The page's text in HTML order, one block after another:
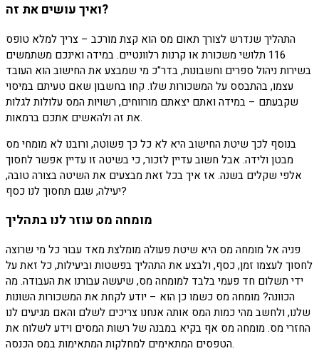
ואיך עושים את זה?
התהליך שנדרש לצורך תאום מס הוא קצת מורכב – צריך למלא טופס
116 תלושי משכורת או קרנות רלוונטיים. במידה ואינכם משתמשים
בשירות ניהול ספרים וחשבונות, בדר"כ מי שמבצע את החישוב הוא העובד
עצמו, בהתבסס על המשכורות שלו. קחו בחשבון שאם טעיתם במיסוי
שקבעתם – במידה ואתם יצאתם מורווחים, רשויות המס עלולות לגלות
את זה ולהאשים אתכם ברמאות.
בנוסף לכך שיטת החישוב היא לא כל כך פשוטה, ורובנו לא מומחי מס
מבטן ולידה. אבל חשוב עדיין לזכור, כי בשיטה זו עדיין אפשר לחסוך
אלפי שקלים בשנה. אז איך בכל זאת מבצעים את השיטה בצורה טובה,
יעילה, שגם תחסוך לנו כסף?
מומחה מס עוזר לנו בתהליך
פניה אל מומחה מס היא שיטת פעולה מומלצת מאד עבור כל מי שרוצה
לחסוך לעצמו זמן, כסף, ולבצע את התהליך בפשטות וביעילות, כל זאת על
ידי תשלום חד פעמי בלבד למומחה מס, שיעשה עבורנו את העבודה. מה
הכוונה? מומחה מס כשמו כן הוא – יודע לקחת את המשכורות השונות
שלנו, ולחשב מהי כמות המס אותה אנחנו צריכים לשלם והאם מגיעים לנו
החזרי מס. מומחה מס אף בקיא במבנה של רשות המסים וידע לשלוח את
הטפסים המתאימים למחלקות המתאימות במס הכנסה.